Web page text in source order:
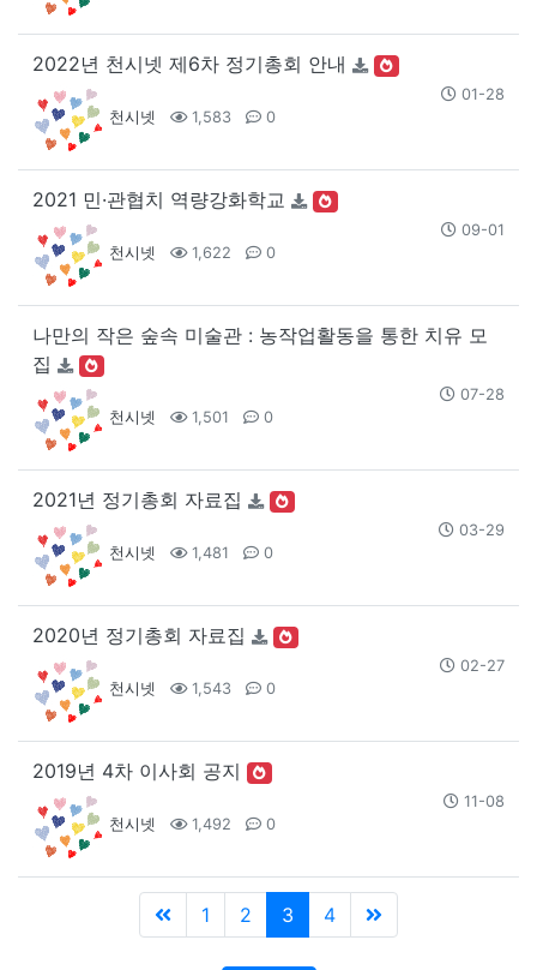
2022년 천시넷 제6차 정기총회 안내
천시넷 1,583 0
01-28
2021 민·관협치 역량강화학교
천시넷 1,622 0
09-01
나만의 작은 숲속 미술관 : 농작업활동을 통한 치유 모
집
천시넷 1,501 0
07-28
2021년 정기총회 자료집
천시넷 1,481 0
03-29
2020년 정기총회 자료집
천시넷 1,543 0
02-27
2019년 4차 이사회 공지
천시넷 1,492 0
11-08
1 2 3 4